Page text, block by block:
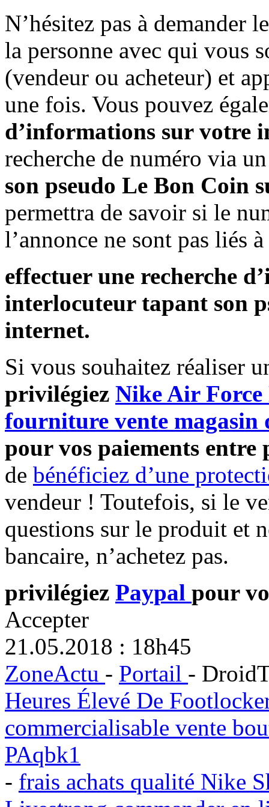
N’hésitez pas à demander
la personne avec qui vous
(vendeur ou acheteur) et
une fois. Vous pouvez
d’informations sur votre
recherche de numéro via
son pseudo Le Bon Coin
permettra de savoir si le
l’annonce ne sont pas liés
effectuer une recherche
interlocuteur tapant son
internet.
Si vous souhaitez réaliser
privilégiez Nike Air Force
fourniture vente magasin
pour vos paiements
de bénéficiez d’une
vendeur ! Toutefois, si le
questions sur le produit et
bancaire, n’achetez pas.
privilégiez Paypal pour
Accepter
21.05.2018 : 18h45
ZoneActu - Portail -
Heures Élevé De
commercialisable vente
PAqbk1
- frais achats qualité Nike